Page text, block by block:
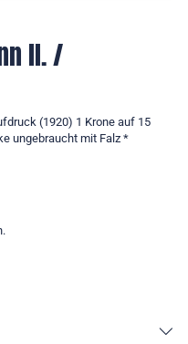
ll. /
(1920) 1 Krone auf 15
ungebraucht mit Falz *